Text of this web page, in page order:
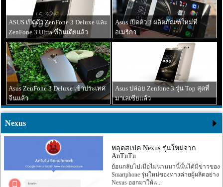
16 ธันวาคม 2559 12 ธันวาคม 2559
ASUS เปิดตัว ZenFone 3 Deluxe และ
ZenFone 3 Ultra ที่อินเดียแล้ว
03 ธันวาคม 2559
Asus เปิดตัว 3 ผลิตภัณฑ์ใหม่ที่
อเมริกา
Asus ZenFone 3 Deluxe เข้าประเทศ
จีนแล้ว
24 กันยายน 2559
Asus ปล่อย Zenfone 3 รุ่น Top สุดที่
มาเลเซียแล้ว
Nexus
หลุดสเปค Nexus รุ่นใหม่จาก
AnTuTu
ย้อนกลับไปเมื่อไม่นานมานี้นั้นได้มีข่าวของ
Smartphone รุ่นใหม่ของทางค่ายผู้ผลิตอย่าง
Nexus ออกมาให้แ...